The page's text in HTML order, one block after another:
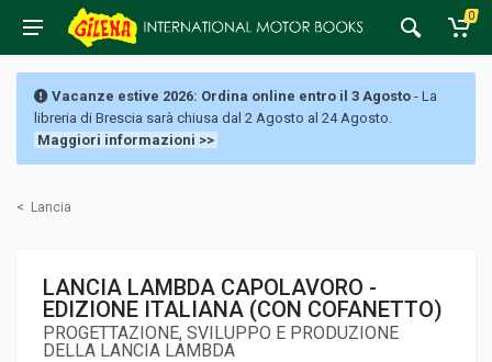
0
Vacanze estive 2026: Ordina online entro il 3 Agosto - La
libreria di Brescia sarà chiusa dal 2 Agosto al 24 Agosto.
Maggiori informazioni >>
< Lancia
LANCIA LAMBDA CAPOLAVORO -
EDIZIONE ITALIANA (CON COFANETTO)
PROGETTAZIONE, SVILUPPO E PRODUZIONE
DELLA LANCIA LAMBDA